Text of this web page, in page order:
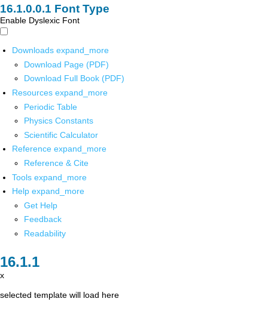
Font Type
Enable Dyslexic Font
Downloads expand_more
Download Page (PDF)
Download Full Book (PDF)
Resources expand_more
Periodic Table
Physics Constants
Scientific Calculator
Reference expand_more
Reference & Cite
Tools expand_more
Help expand_more
Get Help
Feedback
Readability
x
selected template will load here